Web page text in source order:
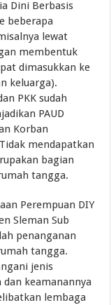
Dini Berbasis
beberapa
lewat
membentuk
dimasukkan ke
keluarga).
PKK sudah
PAUD
Korban
mendapatkan
bagian
tangga.
Perempuan DIY
Sleman Sub
penanganan
tangga.
jenis
keamanannya
lembaga